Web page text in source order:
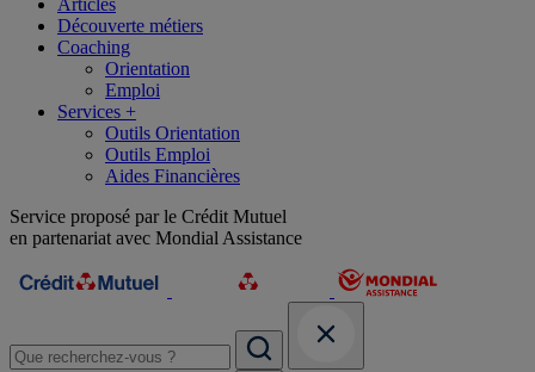
Découverte métiers
Coaching
Orientation
Emploi
Services +
Outils Orientation
Outils Emploi
Aides Financières
Service proposé par le Crédit Mutuel
en partenariat avec Mondial Assistance